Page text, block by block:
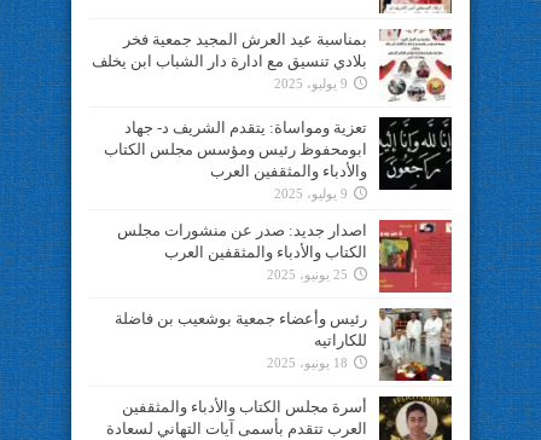
بمناسبة عيد العرش المجيد جمعية فخر
بلادي تنسيق مع ادارة دار الشباب ابن يخلف
9 يوليو، 2025
تعزية ومواساة: يتقدم الشريف د- جهاد
ابومحفوظ رئيس ومؤسس مجلس الكتاب
والأدباء والمثقفين العرب
9 يوليو، 2025
اصدار جديد: صدر عن منشورات مجلس
الكتاب والأدباء والمثقفين العرب
25 يونيو، 2025
رئيس وأعضاء جمعية بوشعيب بن فاضلة
للكاراتيه
18 يونيو، 2025
أسرة مجلس الكتاب والأدباء والمثقفين
العرب تتقدم بأسمى آيات التهاني لسعادة